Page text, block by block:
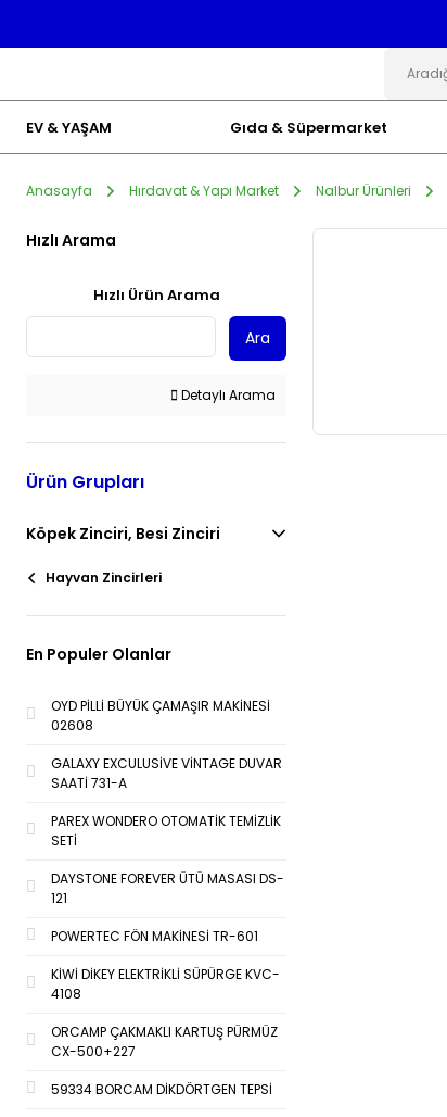
EV & YAŞAM Gıda & Süpermarket
Anasayfa Hırdavat & Yapı Market Nalbur Ürünleri
Hızlı Arama
Hızlı Ürün Arama
Ara
Detaylı Arama
Ürün Grupları
Köpek Zinciri, Besi Zinciri
Hayvan Zincirleri
En Populer Olanlar
OYD PİLLİ BÜYÜK ÇAMAŞIR MAKİNESİ
02608
GALAXY EXCULUSİVE VİNTAGE DUVAR
SAATİ 731-A
PAREX WONDERO OTOMATİK TEMİZLİK
SETİ
DAYSTONE FOREVER ÜTÜ MASASI DS-
121
POWERTEC FÖN MAKİNESİ TR-601
KİWİ DİKEY ELEKTRİKLİ SÜPÜRGE KVC-
4108
ORCAMP ÇAKMAKLI KARTUŞ PÜRMÜZ
CX-500+227
59334 BORCAM DİKDÖRTGEN TEPSİ